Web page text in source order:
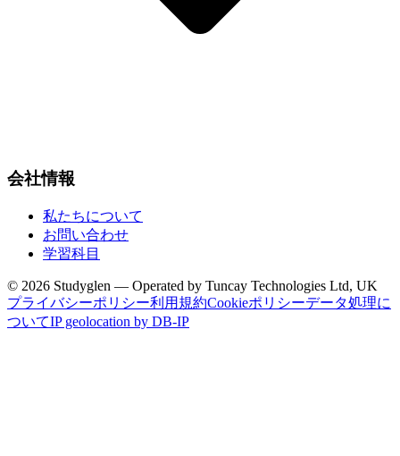
会社情報
私たちについて
お問い合わせ
学習科目
© 2026 Studyglen — Operated by Tuncay Technologies Ltd, UK
プライバシーポリシー利用規約Cookieポリシーデータ処理に
ついてIP geolocation by DB-IP